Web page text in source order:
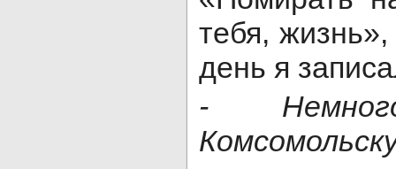
тебя,
день я
-